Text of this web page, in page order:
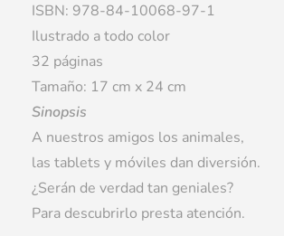
ISBN: 978-84-10068-97-1
Ilustrado a todo color
32 páginas
Tamaño: 17 cm x 24 cm
Sinopsis
A nuestros amigos los animales,
las tablets y móviles dan diversión.
¿Serán de verdad tan geniales?
Para descubrirlo presta atención.